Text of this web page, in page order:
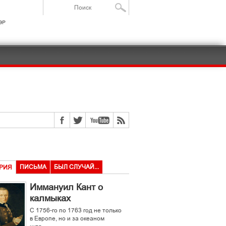
ПИСЬМА БЫЛ СЛУЧАЙ...
Иммануил Кант о
калмыках
С 1756-го по 1763 год не только
в Европе, но и за океаном